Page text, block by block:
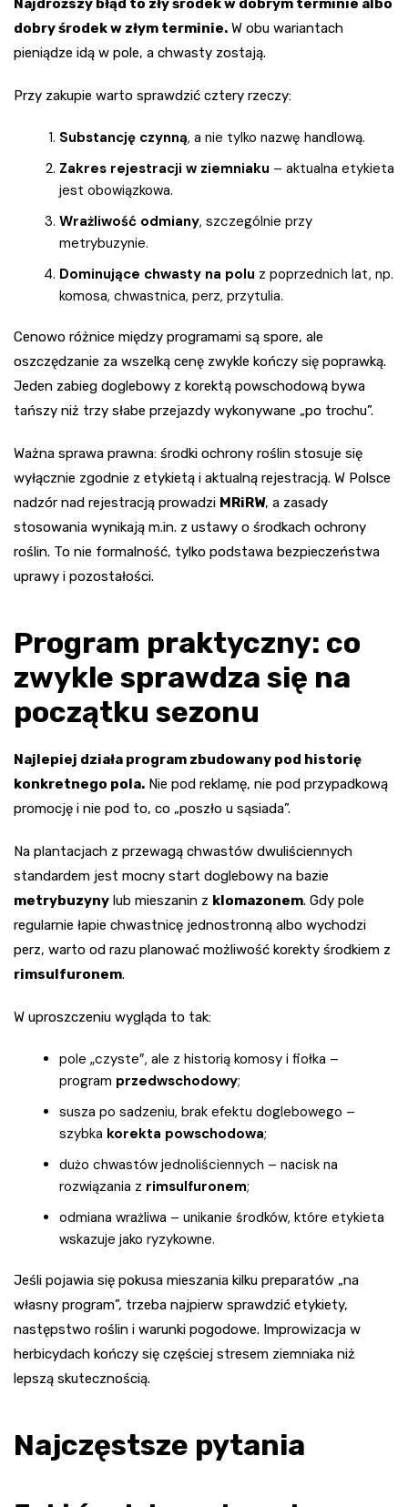
dobry środek w złym terminie. W obu wariantach
pieniądze idą w pole, a chwasty zostają.
Przy zakupie warto sprawdzić cztery rzeczy:
Substancję czynną, a nie tylko nazwę handlową.
Zakres rejestracji w ziemniaku – aktualna etykieta
jest obowiązkowa.
Wrażliwość odmiany, szczególnie przy
metrybuzynie.
Dominujące chwasty na polu z poprzednich lat, np.
komosa, chwastnica, perz, przytulia.
Cenowo różnice między programami są spore, ale
oszczędzanie za wszelką cenę zwykle kończy się poprawką.
Jeden zabieg doglebowy z korektą powschodową bywa
tańszy niż trzy słabe przejazdy wykonywane „po trochu”.
Ważna sprawa prawna: środki ochrony roślin stosuje się
wyłącznie zgodnie z etykietą i aktualną rejestracją. W Polsce
nadzór nad rejestracją prowadzi MRiRW, a zasady
stosowania wynikają m.in. z ustawy o środkach ochrony
roślin. To nie formalność, tylko podstawa bezpieczeństwa
uprawy i pozostałości.
Program praktyczny: co
zwykle sprawdza się na
początku sezonu
Najlepiej działa program zbudowany pod historię
konkretnego pola. Nie pod reklamę, nie pod przypadkową
promocję i nie pod to, co „poszło u sąsiada”.
Na plantacjach z przewagą chwastów dwuliściennych
standardem jest mocny start doglebowy na bazie
metrybuzyny lub mieszanin z klomazonem. Gdy pole
regularnie łapie chwastnicę jednostronną albo wychodzi
perz, warto od razu planować możliwość korekty środkiem z
rimsulfuronem.
W uproszczeniu wygląda to tak:
pole „czyste”, ale z historią komosy i fiołka –
program przedwschodowy;
susza po sadzeniu, brak efektu doglebowego –
szybka korekta powschodowa;
dużo chwastów jednoliściennych – nacisk na
rozwiązania z rimsulfuronem;
odmiana wrażliwa – unikanie środków, które etykieta
wskazuje jako ryzykowne.
Jeśli pojawia się pokusa mieszania kilku preparatów „na
własny program”, trzeba najpierw sprawdzić etykiety,
następstwo roślin i warunki pogodowe. Improwizacja w
herbicydach kończy się częściej stresem ziemniaka niż
lepszą skutecznością.
Najczęstsze pytania